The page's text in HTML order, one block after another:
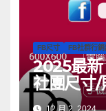
FB尺寸 FB社群行銷
2025最
社團尺寸/
12 月 2, 2024